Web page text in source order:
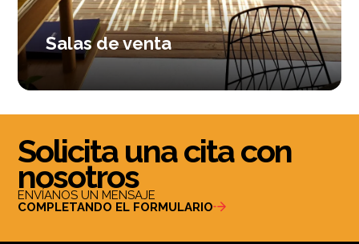
Salas de venta
Solicita una cita con
nosotros
ENVÍANOS UN MENSAJE
COMPLETANDO EL FORMULARIO